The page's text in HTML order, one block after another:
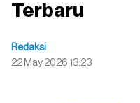
Terbaru
Redaksi
22 May 2026 13:23